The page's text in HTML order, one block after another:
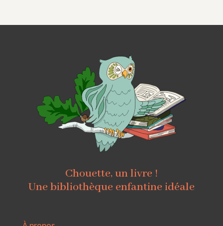
Chouette, un livre !
Une bibliothèque enfantine idéale